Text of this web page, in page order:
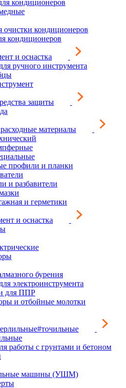
кондиционеров
очистки кондиционеров
кондиционеров
и оснастка
ручного инструмента
защиты
материалы
профили и планки
и разбавители
и герметики
и оснастка
бурения
электроинструмента
для ППР
и отбойные молотки
работы с грунтами и бетоном
машины (УШМ)